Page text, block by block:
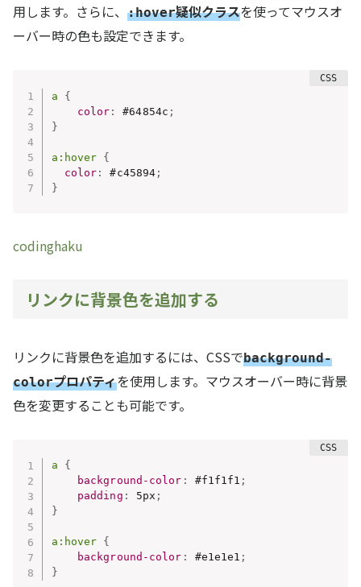
用します。さらに、 :hover疑似クラスを使ってマウスオ
ーバー時の色も設定できます。
a
{
color : #64854c ;
}
a:hover {
color : #c45894 ;
}
codinghaku
リンクに背景色を追加する
リンクに背景色を追加するには、CSSでbackground-
colorプロパティを使用します。マウスオーバー時に背景
色を変更することも可能です。
a
{
background-color : #f1f1f1 ;
padding : 5px ;
}
a:hover {
background-color : #e1e1e1 ;
}